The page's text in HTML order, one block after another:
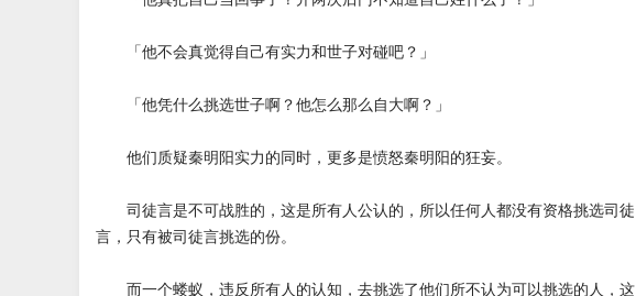
「他不会真觉得自己有实力和世子对碰吧？」
「他凭什么挑选世子啊？他怎么那么自大啊？」
他们质疑秦明阳实力的同时，更多是愤怒秦明阳的狂妄。
司徒言是不可战胜的，这是所有人公认的，所以任何人都没有资格挑选司徒
言，只有被司徒言挑选的份。
而一个蝼蚁，违反所有人的认知，去挑选了他们所不认为可以挑选的人，这